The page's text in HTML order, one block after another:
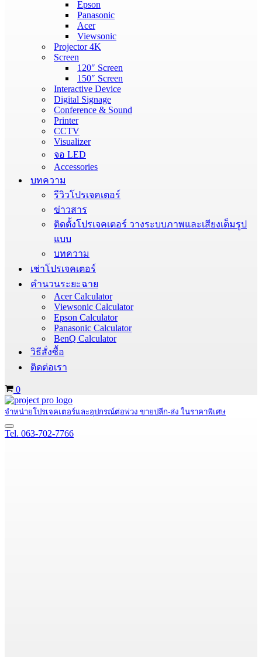
Epson
Panasonic
Acer
Viewsonic
Projector 4K
Screen
120″ Screen
150″ Screen
Interactive Device
Digital Signage
Conference & Sound
Printer
CCTV
Visualizer
จอ LED
Accessories
บทความ
รีวิวโปรเจคเตอร์
ข่าวสาร
ติดตั้งโปรเจคเตอร์ วางระบบภาพและเสียงเต็มรูป
แบบ
บทความ
เช่าโปรเจคเตอร์
คำนวนระยะฉาย
Acer Calculator
Viewsonic Calculator
Epson Calculator
Panasonic Calculator
BenQ Calculator
วิธีสั่งซื้อ
ติดต่อเรา
Cart
0
จำหน่ายโปรเจคเตอร์และอุปกรณ์ต่อพ่วง ขายปลีก-ส่ง ในราคาพิเศษ
Navigation
Menu
Tel. 063-702-7766